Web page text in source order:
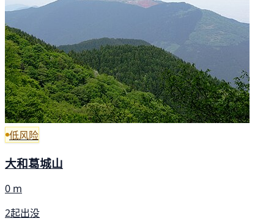
低风险
大和葛城山
0 m
2起出没